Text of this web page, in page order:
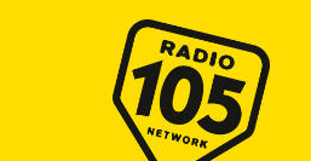
Radio 105